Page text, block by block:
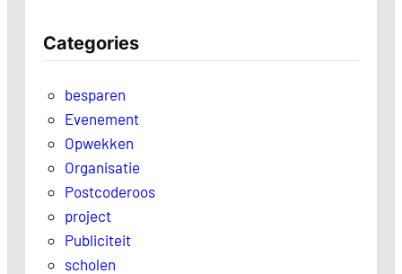
Categories
besparen
Evenement
Opwekken
Organisatie
Postcoderoos
project
Publiciteit
scholen